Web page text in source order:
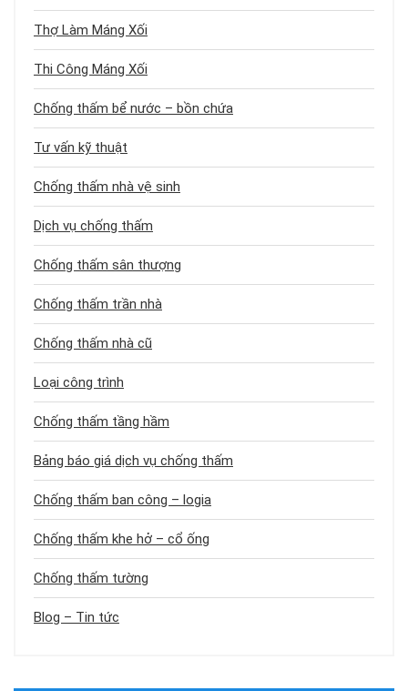
Thợ Làm Máng Xối
Thi Công Máng Xối
Chống thấm bể nước – bồn chứa
Tư vấn kỹ thuật
Chống thấm nhà vệ sinh
Dịch vụ chống thấm
Chống thấm sân thượng
Chống thấm trần nhà
Chống thấm nhà cũ
Loại công trình
Chống thấm tầng hầm
Bảng báo giá dịch vụ chống thấm
Chống thấm ban công – logia
Chống thấm khe hở – cổ ống
Chống thấm tường
Blog – Tin tức